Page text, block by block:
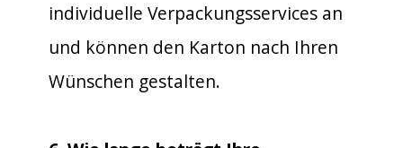
individuelle Verpackungsservices an
und können den Karton nach Ihren
Wünschen gestalten.